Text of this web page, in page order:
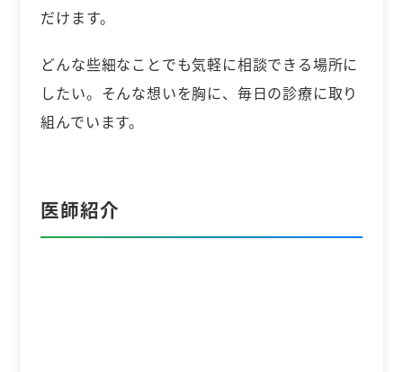
だけます。
どんな些細なことでも気軽に相談できる場所に
したい。そんな想いを胸に、毎日の診療に取り
組んでいます。
医師紹介